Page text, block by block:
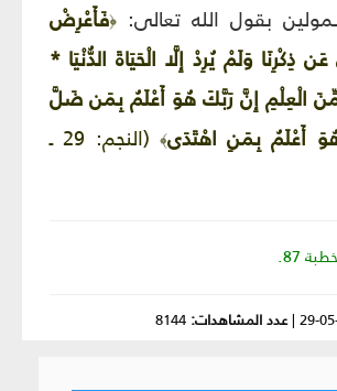
بقول الله تعالى: ﴿فَأَعْرِضْ
وَلَمْ يُرِدْ إِلَّا الْحَيَاةَ الدُّنْيَا *
الْعِلْمِ إِنَّ رَبَّكَ هُوَ أَعْلَمُ بِمَن ضَلَّ
أَعْلَمُ بِمَنِ اهْتَدَى﴾
(النجم: 29 ـ
|عدد المشاهدات: 8144